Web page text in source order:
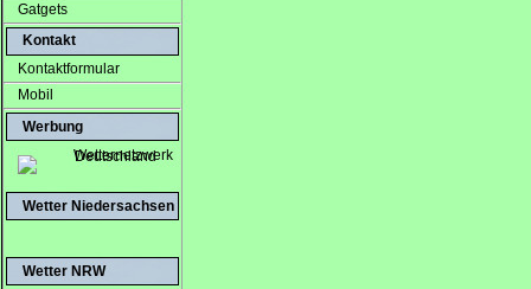
Gatgets
Kontakt
Kontaktformular
Mobil
Werbung
Wetter Niedersachsen
Wetter NRW